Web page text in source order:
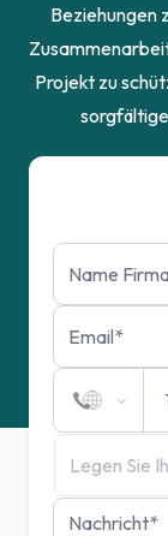
Beziehungen
Projekt zu
Legen Sie